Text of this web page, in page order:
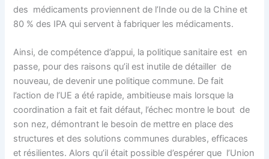
des médicaments proviennent de l’Inde ou de la Chine et
80 % des IPA qui servent à fabriquer les médicaments.
Ainsi, de compétence d’appui, la politique sanitaire est en
passe, pour des raisons qu’il est inutile de détailler de
nouveau, de devenir une politique commune. De fait
l’action de l’UE a été rapide, ambitieuse mais lorsque la
coordination a fait et fait défaut, l’échec montre le bout de
son nez, démontrant le besoin de mettre en place des
structures et des solutions communes durables, efficaces
et résilientes. Alors qu’il était possible d’espérer que l’Union